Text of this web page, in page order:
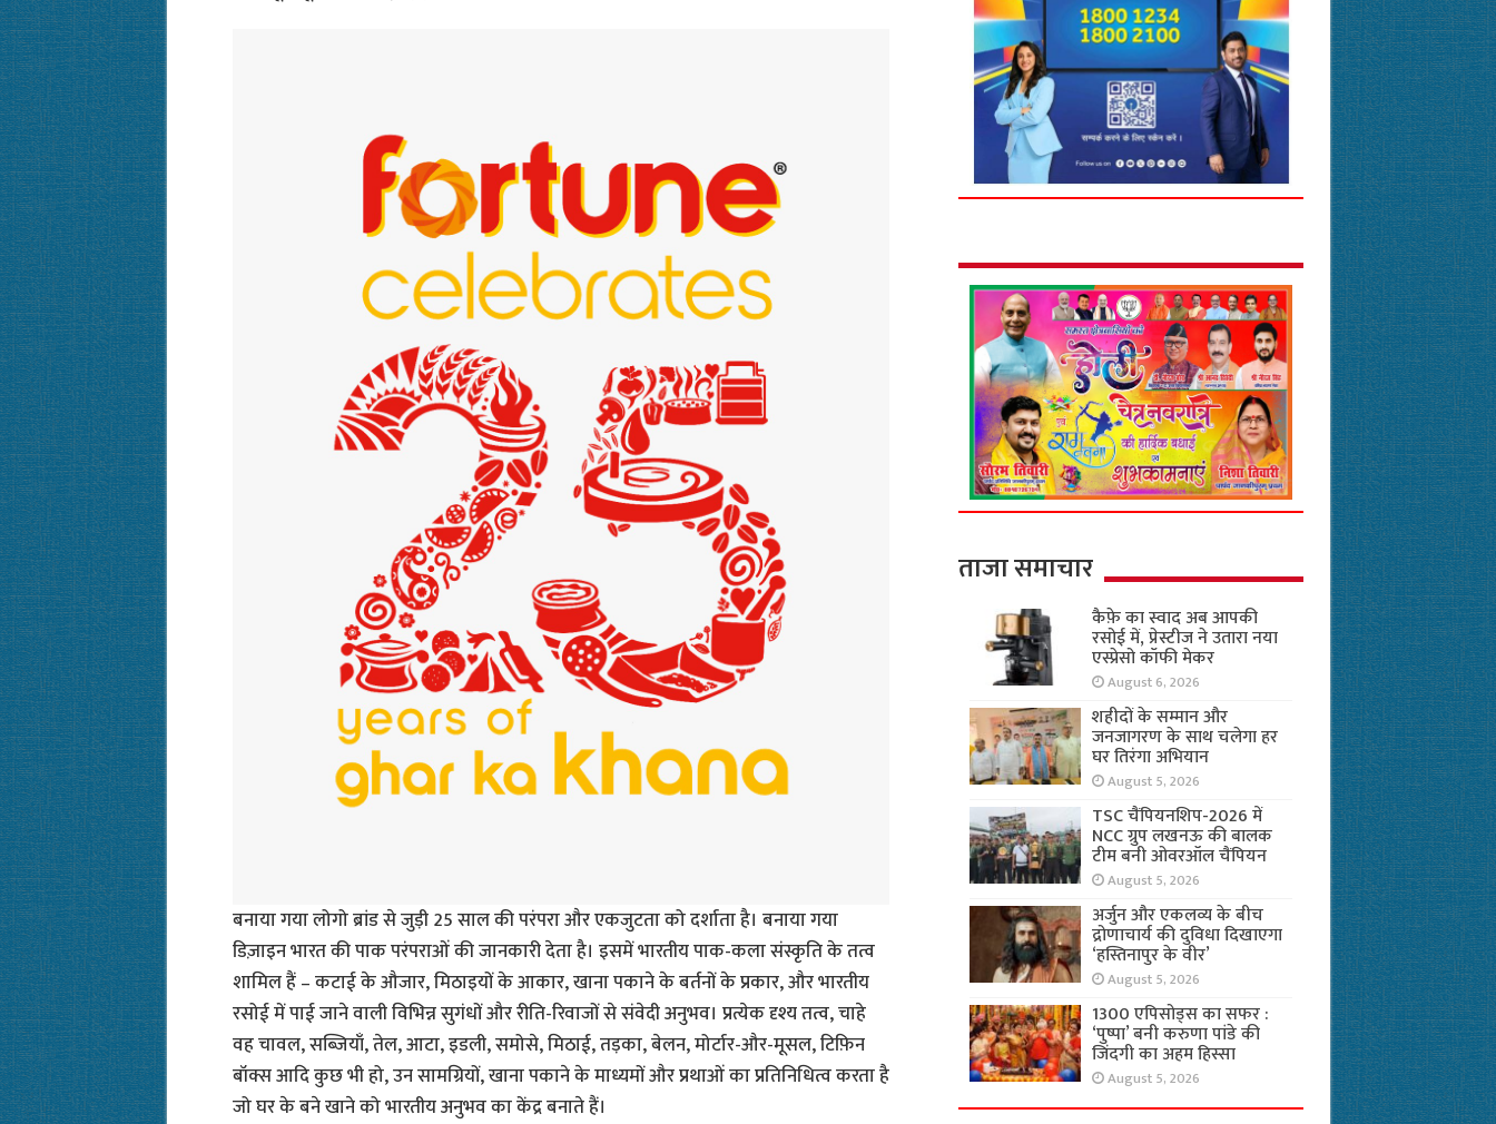
बनाया गया लोगो ब्रांड से जुड़ी 25 साल की परंपरा और एकजुटता को दर्शाता है। बनाया गया
डिज़ाइन भारत की पाक परंपराओं की जानकारी देता है। इसमें भारतीय पाक-कला संस्कृति के तत्व
शामिल हैं – कटाई के औजार, मिठाइयों के आकार, खाना पकाने के बर्तनों के प्रकार, और भारतीय
रसोई में पाई जाने वाली विभिन्न सुगंधों और रीति-रिवाजों से संवेदी अनुभव। प्रत्येक दृश्य तत्व, चाहे
वह चावल, सब्ज़ियाँ, तेल, आटा, इडली, समोसे, मिठाई, तड़का, बेलन, मोर्टार-और-मूसल, टिफ़िन
बॉक्स आदि कुछ भी हो, उन सामग्रियों, खाना पकाने के माध्यमों और प्रथाओं का प्रतिनिधित्व करता है
जो घर के बने खाने को भारतीय अनुभव का केंद्र बनाते हैं।
ताजा समाचार
कैफ़े का स्वाद अब आपकी
रसोई में, प्रेस्टीज ने उतारा नया
एस्प्रेसो कॉफी मेकर
August 6, 2026
शहीदों के सम्मान और
जनजागरण के साथ चलेगा हर
घर तिरंगा अभियान
August 5, 2026
TSC चैंपियनशिप-2026 में
NCC ग्रुप लखनऊ की बालक
टीम बनी ओवरऑल चैंपियन
August 5, 2026
अर्जुन और एकलव्य के बीच
द्रोणाचार्य की दुविधा दिखाएगा
‘हस्तिनापुर के वीर’
August 5, 2026
1300 एपिसोड्स का सफर :
‘पुष्पा’ बनी करुणा पांडे की
जिंदगी का अहम हिस्सा
August 5, 2026